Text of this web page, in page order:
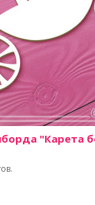
"Карета